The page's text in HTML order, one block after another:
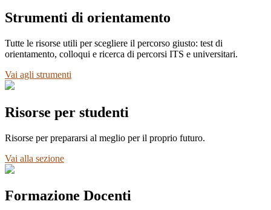
Strumenti di orientamento
Tutte le risorse utili per scegliere il percorso giusto: test di
orientamento, colloqui e ricerca di percorsi ITS e universitari.
Vai agli strumenti
Risorse per studenti
Risorse per prepararsi al meglio per il proprio futuro.
Vai alla sezione
Formazione Docenti